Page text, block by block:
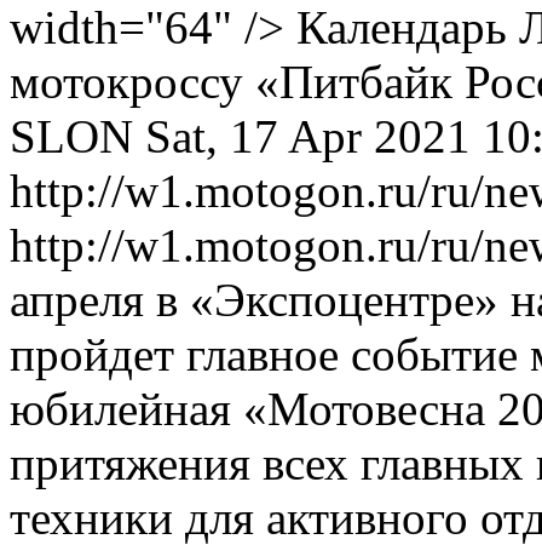
width="64" /> Календарь
мотокроссу «Питбайк
SLON Sat, 17 Apr 2021
http://w1.motogon.ru/ru/
http://w1.motogon.ru/ru/
апреля в «Экспоцентре»
пройдет главное событие
юбилейная «Мотовесна
притяжения всех главных
техники для активного